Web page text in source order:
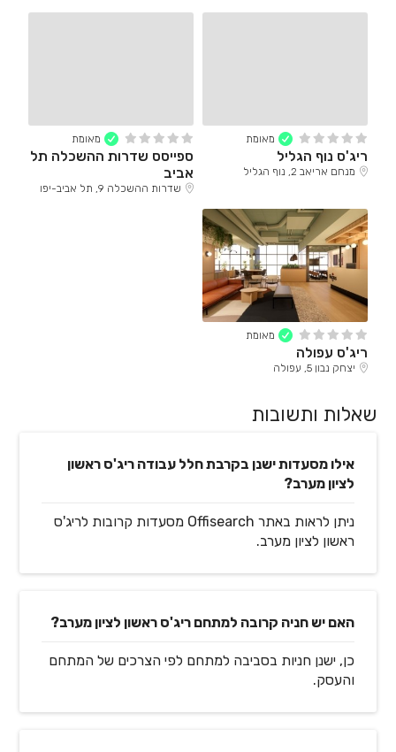
מאומת
ריג'ס נוף הגליל
מנחם אריאב 2, נוף הגליל
מאומת
ספייסס שדרות ההשכלה תל
אביב
שדרות ההשכלה 9, תל אביב-יפו
מאומת
ריג'ס עפולה
יצחק נבון 5, עפולה
שאלות ותשובות
אילו מסעדות ישנן בקרבת חלל עבודה ריג'ס ראשון
לציון מערב?
ניתן לראות באתר Offisearch מסעדות קרובות לריג'ס
ראשון לציון מערב.
האם יש חניה קרובה למתחם ריג'ס ראשון לציון מערב?
כן, ישנן חניות בסביבה למתחם לפי הצרכים של המתחם
והעסק.